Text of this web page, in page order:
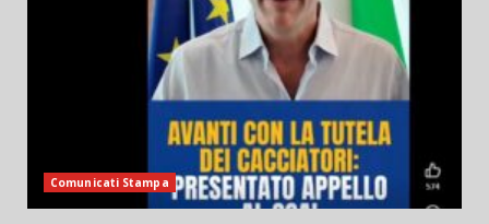
Comunicati Stampa